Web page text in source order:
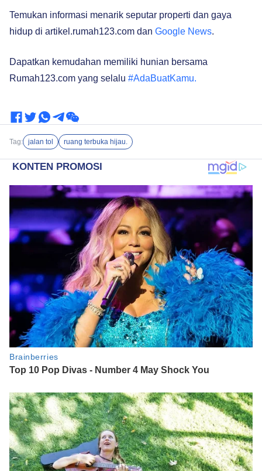
Temukan informasi menarik seputar properti dan gaya
hidup di artikel.rumah123.com dan Google News.
Dapatkan kemudahan memiliki hunian bersama
Rumah123.com yang selalu #AdaBuatKamu.
Tag: jalan tol ruang terbuka hijau.